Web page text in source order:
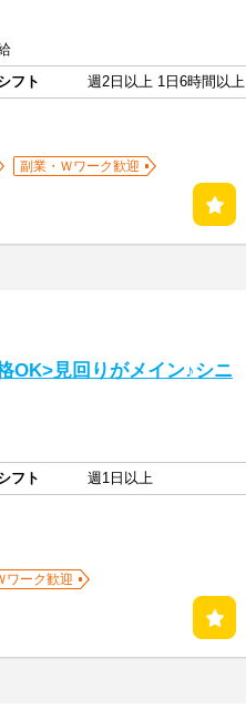
フト
週2日以上 1日6時間以上
副業・Ｗワーク歓迎
OK>見回りがメイン♪シニ
フト
週1日以上
ワーク歓迎